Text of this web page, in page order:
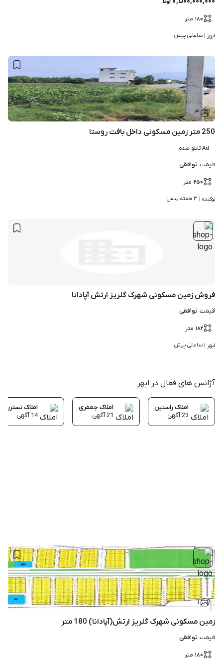
۱۸۰ متر
ابهر | ساعاتی پیش
۴
250 متر زمین مسکونی داخل بافت روستا
Ad تابلو شده
قیمت توافقی
۲۵۰ متر
نوکنده | ۳ هفته پیش
فروش زمین مسکونی شهرک گلریز ارتش آپادانا
قیمت توافقی
۱۸۲ متر
ابهر | ساعاتی پیش
آژانس های فعال در ابهر
املاک راستین
23آگهی
املاک جعفری
21آگهی
املاک نسترن
14 آگهی
۱
زمین مسکونی شهرک گلریز ارتش(آپادانا) 180 متر
قیمت توافقی
۱۸۰ متر